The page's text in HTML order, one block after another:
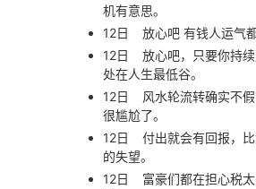
机有意思。
12日
放心吧 有钱人运气
12日
放心吧，只要你持
处在人生最低谷。
12日
风水轮流转确实不
很尴尬了。
12日
付出就会有回报，
的失望。
12日
富豪们都在担心税